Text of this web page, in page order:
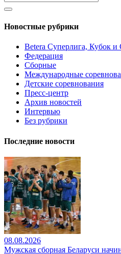
Новостные рубрики
Betera Суперлига, Кубок и
Федерация
Сборные
Международные
Детские соревнования
Пресс-центр
Архив новостей
Интервью
Без рубрики
Последние новости
08.08.2026
Мужская сборная Беларуси